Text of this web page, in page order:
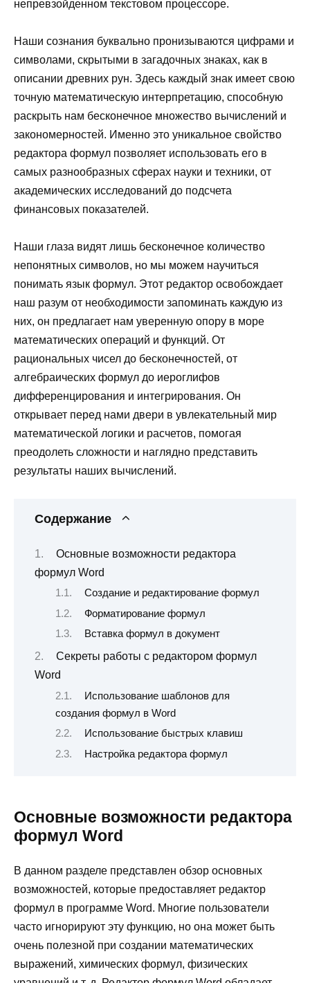
непревзойденном текстовом процессоре.
Наши сознания буквально пронизываются цифрами и
символами, скрытыми в загадочных знаках, как в
описании древних рун. Здесь каждый знак имеет свою
точную математическую интерпретацию, способную
раскрыть нам бесконечное множество вычислений и
закономерностей. Именно это уникальное свойство
редактора формул позволяет использовать его в
самых разнообразных сферах науки и техники, от
академических исследований до подсчета
финансовых показателей.
Наши глаза видят лишь бесконечное количество
непонятных символов, но мы можем научиться
понимать язык формул. Этот редактор освобождает
наш разум от необходимости запоминать каждую из
них, он предлагает нам уверенную опору в море
математических операций и функций. От
рациональных чисел до бесконечностей, от
алгебраических формул до иероглифов
дифференцирования и интегрирования. Он
открывает перед нами двери в увлекательный мир
математической логики и расчетов, помогая
преодолеть сложности и наглядно представить
результаты наших вычислений.
Содержание
Основные возможности редактора
формул Word
Создание и редактирование формул
Форматирование формул
Вставка формул в документ
Секреты работы с редактором формул
Word
Использование шаблонов для
создания формул в Word
Использование быстрых клавиш
Настройка редактора формул
Основные возможности редактора
формул Word
В данном разделе представлен обзор основных
возможностей, которые предоставляет редактор
формул в программе Word. Многие пользователи
часто игнорируют эту функцию, но она может быть
очень полезной при создании математических
выражений, химических формул, физических